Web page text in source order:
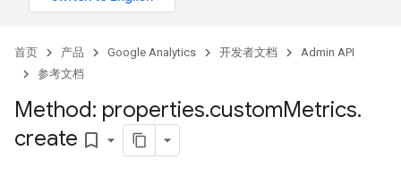
首页 产品 Google Analytics 开发者文档
Admin API
参考文档
Method: properties.customMetrics.
create bookmark_border